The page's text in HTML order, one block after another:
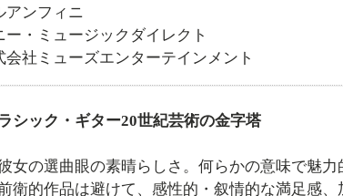
アンフィニ
・ミュージックダイレクト
社ミューズエンターテインメント
シック・ギター20世紀芸術の金字塔
女の選曲眼の素晴らしさ。何らかの意味で魅
衛的作品は避けて、感性的・叙情的な満足感